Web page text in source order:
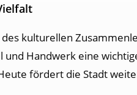
kulturellen
Handwerk eine
fördert die Stadt